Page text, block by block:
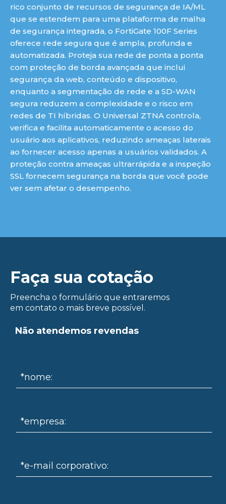
rico conjunto de recursos de segurança de IA/ML
que se estendem para uma plataforma de malha
de segurança integrada, o FortiGate 100F Series
oferece rede segura que é ampla, profunda e
automatizada. Proteja sua rede de ponta a ponta
com proteção de borda avançada que inclui
segurança da web, conteúdo e dispositivo,
enquanto a segmentação de rede e a SD-WAN
segura reduzem a complexidade e o risco em
redes de TI híbridas. O Universal ZTNA controla,
verifica e facilita automaticamente o acesso do
usuário aos aplicativos, reduzindo ameaças laterais
ao fornecer acesso apenas a usuários validados. A
proteção contra ameaças ultrarrápida e a inspeção
SSL fornecem segurança na borda que você pode
ver sem afetar o desempenho.
Faça sua cotação
Preencha o formulário que entraremos
em contato o mais breve possível.
Não atendemos revendas
*nome:
*empresa:
*e-mail corporativo: